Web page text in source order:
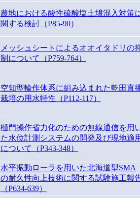
農地における酸性硫酸塩土壌混入対策
関する検討（P85-90）
メッシュシートによるオオイタドリの
制について（P759-764）
空知型輪作体系に組み込まれた乾田直
栽培の用水特性（P112-117）
樋門操作省力化のための無線通信を用
た水位計測システムの開発及び現地適
について（P343-348）
水平振動ローラを用いた北海道型SMA
の耐久性向上技術に関する試験施工報
（P634-639）